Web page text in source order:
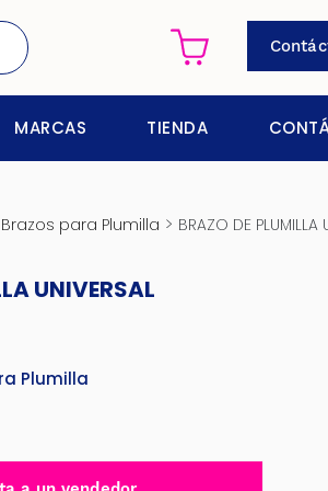
MARCAS TIENDA
Brazos para Plumilla > BRAZO DE PLUMILLA
UNIVERSAL
Plumilla